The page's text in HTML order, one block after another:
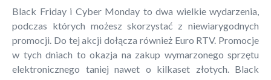
Black Friday i Cyber Monday to dwa wielkie wydarzenia,
podczas których możesz skorzystać z niewiarygodnych
promocji. Do tej akcji dołącza również Euro RTV. Promocje
w tych dniach to okazja na zakup wymarzonego sprzętu
elektronicznego taniej nawet o kilkaset złotych. Black